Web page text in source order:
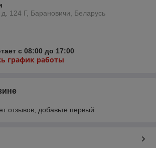
д. 124 Г, Барановичи, Беларусь
с 08:00 до 17:00
график работы
отзывов, добавьте первый